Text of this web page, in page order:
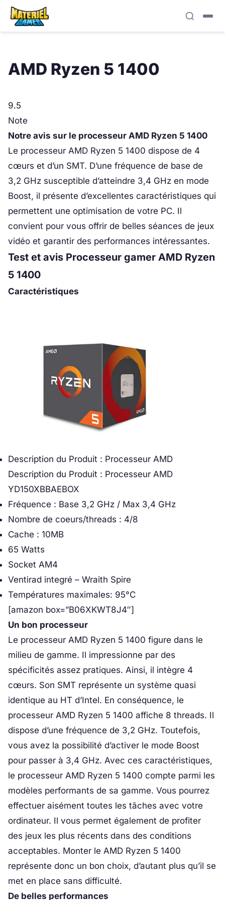
AMD Ryzen 5 1400
9.5
Note
Notre avis sur le processeur AMD Ryzen 5 1400
Le processeur AMD Ryzen 5 1400 dispose de 4
cœurs et d’un SMT. D’une fréquence de base de
3,2 GHz susceptible d’atteindre 3,4 GHz en mode
Boost, il présente d’excellentes caractéristiques qui
permettent une optimisation de votre PC. Il
convient pour vous offrir de belles séances de jeux
vidéo et garantir des performances intéressantes.
Test et avis Processeur gamer AMD Ryzen
5 1400
Caractéristiques
Description du Produit : Processeur AMD
Description du Produit : Processeur AMD
YD150XBBAEBOX
Fréquence : Base 3,2 GHz / Max 3,4 GHz
Nombre de coeurs/threads : 4/8
Cache : 10MB
65 Watts
Socket AM4
Ventirad integré – Wraith Spire
Températures maximales: 95°C
[amazon box=”B06XKWT8J4″]
Un bon processeur
Le processeur AMD Ryzen 5 1400 figure dans le
milieu de gamme. Il impressionne par des
spécificités assez pratiques. Ainsi, il intègre 4
cœurs. Son SMT représente un système quasi
identique au HT d’Intel. En conséquence, le
processeur AMD Ryzen 5 1400 affiche 8 threads. Il
dispose d’une fréquence de 3,2 GHz. Toutefois,
vous avez la possibilité d’activer le mode Boost
pour passer à 3,4 GHz. Avec ces caractéristiques,
le processeur AMD Ryzen 5 1400 compte parmi les
modèles performants de sa gamme. Vous pourrez
effectuer aisément toutes les tâches avec votre
ordinateur. Il vous permet également de profiter
des jeux les plus récents dans des conditions
acceptables. Monter le AMD Ryzen 5 1400
représente donc un bon choix, d’autant plus qu’il se
met en place sans difficulté.
De belles performances